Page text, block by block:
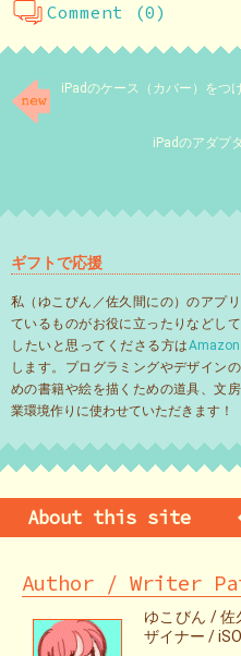
Comment (0)
iPadのケース（カバー）をつ
iPadのアダプ
ギフトで応援
私（ゆこびん／佐久間にの）のアプ
ているものがお役に立ったりなどし
したいと思ってくださる方はAmazon
します。プログラミングやデザイン
めの書籍や絵を描くための道具、文
業環境作りに使わせていただきます！
About this site
Author / Writer
ゆこびん / 佐
ザイナー /